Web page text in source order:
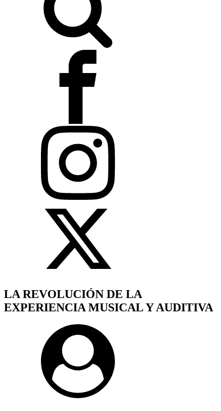
LA REVOLUCIÓN DE LA
EXPERIENCIA MUSICAL Y AUDITIVA